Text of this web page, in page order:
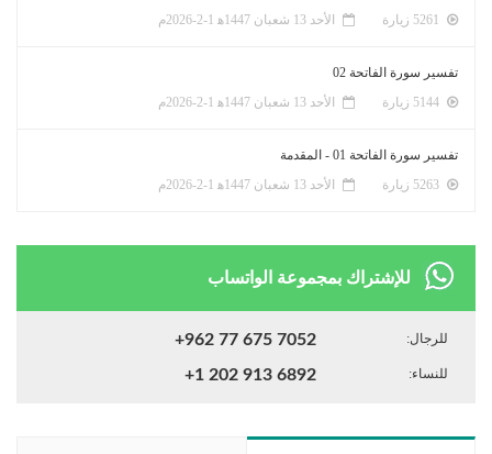
الأحد 13 شعبان 1447ﻫ 1-2-2026م
تفسير سورة الفاتحة 02
الأحد 13 شعبان 1447ﻫ 1-2-2026م
تفسير سورة الفاتحة 01 - المقدمة
الأحد 13 شعبان 1447ﻫ 1-2-2026م
للإشتراك بمجموعة الواتساب
للرجال: +962 77 675 7052
للنساء: +1 202 913 6892